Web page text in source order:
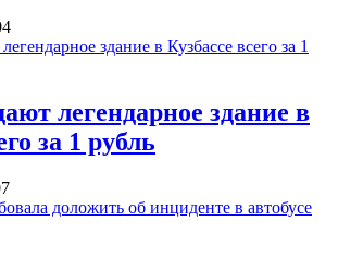
легендарное здание в
за 1 рубль